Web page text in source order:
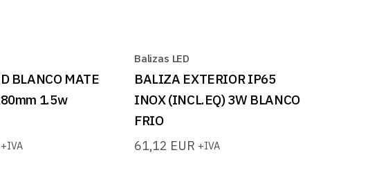
BLANCO MATE
1.5w
+IVA
Balizas LED
BALIZA EXTERIOR IP65
INOX (INCL.EQ) 3W BLANCO
FRIO
61,12 EUR +IVA